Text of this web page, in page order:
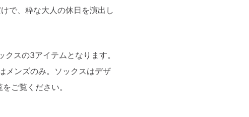
で、粋な大人の休日を演出し
スの3アイテムとなります。
メンズのみ。ソックスはデザ
ご覧ください。